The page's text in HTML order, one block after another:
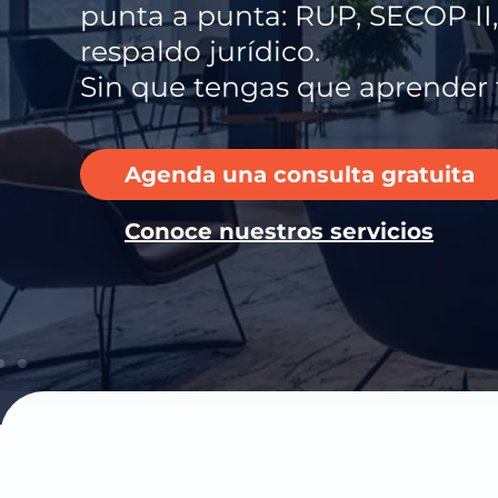
desarrollada por
Ver el aplicativo